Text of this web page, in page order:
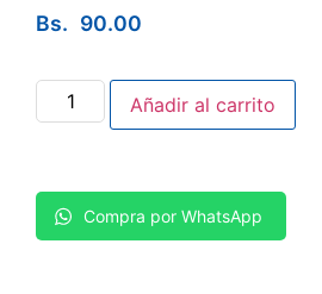
Bs. 90.00
Añadir al carrito
Compra por WhatsApp